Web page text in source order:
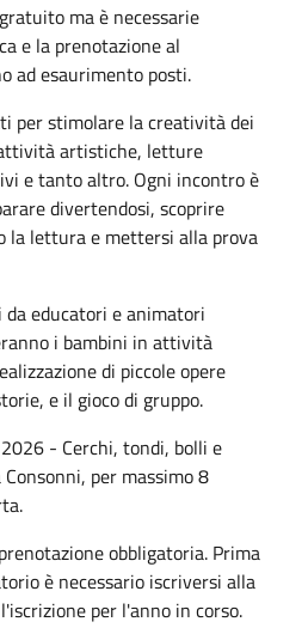
ma è necessarie
e la prenotazione al
ad esaurimento posti.
per stimolare la creatività dei
artistiche, letture
e tanto altro. Ogni incontro è
divertendosi, scoprire
la lettura e mettersi alla prova
educatori e animatori
i bambini in attività
di piccole opere
e il gioco di gruppo.
- Cerchi, tondi, bolli e
per massimo 8
obbligatoria. Prima
è necessario iscriversi alla
per l'anno in corso.